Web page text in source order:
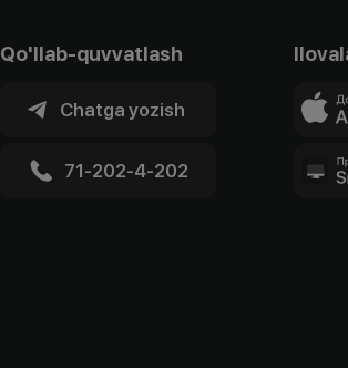
Qo'llab-quvvatlash
Chatga yozish
71-202-4-202